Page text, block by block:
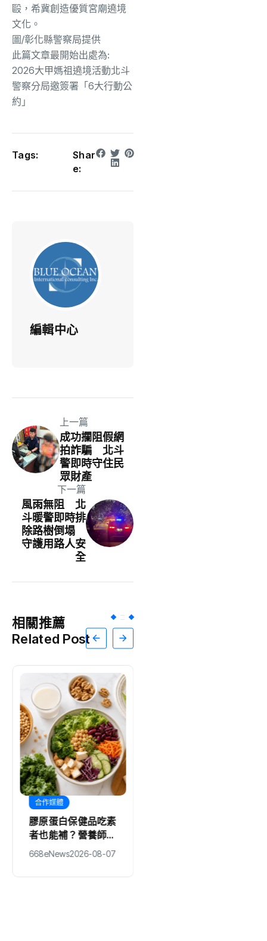
毆，希冀創造優質宮廟遶境
文化。
圖/彰化縣警察局提供
此篇文章最開始出處為:
2026大甲媽祖遶境活動北斗
警察分局邀簽署「6大行動公
約」
Tags:
Shar
e:
編輯中心
上一篇
成功攔阻假網
拍詐騙 北斗
警即時守住民
眾財產
下一篇
風雨無阻 北
斗暖警即時排
除路樹倒塌
守護用路人安
全
相關推薦
Related Post
合作媒體
膠原蛋白保健品吃素
者也能補？營養師點
名這2種植物來源效
668eNews2026-08-07